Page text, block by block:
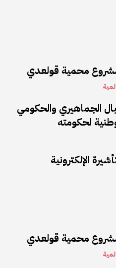
محمية قولعدي
الجماهيري والحكومي
لحكومته
الإلكترونية
محمية قولعدي